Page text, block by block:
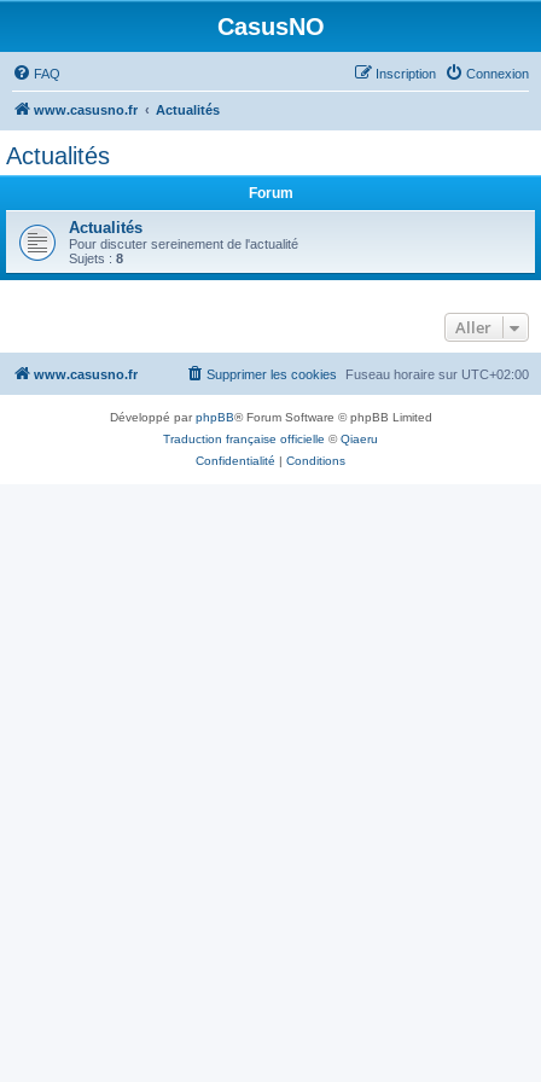
CasusNO
FAQ Connexion
Inscription
www.casusno.fr Actualités
Actualités
Forum
Actualités
Pour discuter sereinement de l'actualité
Sujets : 8
Aller
www.casusno.fr Fuseau horaire sur UTC+02:00
Supprimer les cookies
Développé parphpBB® Forum Software © phpBB Limited
Traduction française officielle ©Qiaeru
Confidentialité | Conditions